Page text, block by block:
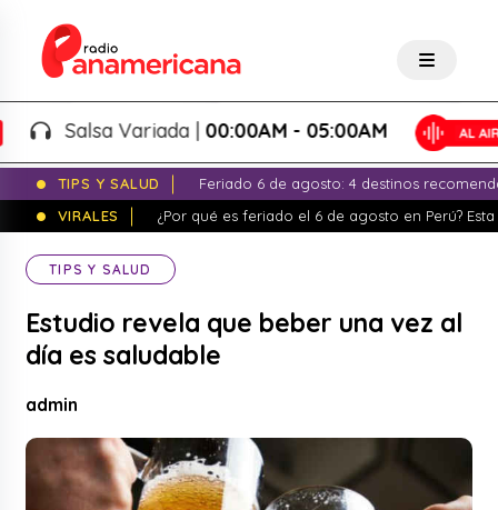
Salsa Variada |00:00AM - 05:00AM
TIPS Y SALUD
Feriado 6 de agosto: 4 destinos
VIRALES
¿Por qué es feriado el 6 de agosto en Perú?
TIPS Y SALUD
Estudio revela que beber una vez al
día es saludable
admin